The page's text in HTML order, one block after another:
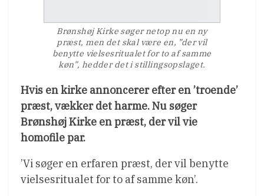
Brønshøj Kirke søger netop nu en ny
præst, men det skal være en, ”der vil
benytte vielsesritualet for to af samme
køn”, hedder det i stillingsopslaget.
Hvis en kirke annoncerer efter en ’troende’
præst, vækker det harme. Nu søger
Brønshøj Kirke en præst, der vil vie
homofile par.
’Vi søger en erfaren præst, der vil benytte
vielsesritualet for to af samme køn’.